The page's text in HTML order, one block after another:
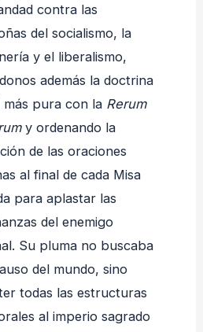
contra las
del socialismo, la
y el liberalismo,
además la doctrina
más pura con la Rerum
y ordenando la
de las oraciones
al final de cada Misa
para aplastar las
del enemigo
Su pluma no buscaba
del mundo, sino
todas las estructuras
al imperio sagrado